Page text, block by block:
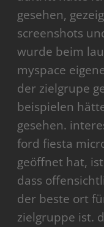
gesehen,
screenshots
wurde beim
myspace
der zielgrupe
beispielen
gesehen.
ford fiesta
geöffnet hat,
dass
der beste ort
zielgruppe ist.